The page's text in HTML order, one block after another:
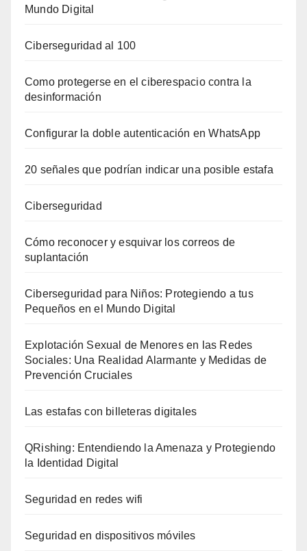
Mundo Digital
Ciberseguridad al 100
Como protegerse en el ciberespacio contra la
desinformación
Configurar la doble autenticación en WhatsApp
20 señales que podrían indicar una posible estafa
Ciberseguridad
Cómo reconocer y esquivar los correos de
suplantación
Ciberseguridad para Niños: Protegiendo a tus
Pequeños en el Mundo Digital
Explotación Sexual de Menores en las Redes
Sociales: Una Realidad Alarmante y Medidas de
Prevención Cruciales
Las estafas con billeteras digitales
QRishing: Entendiendo la Amenaza y Protegiendo
la Identidad Digital
Seguridad en redes wifi
Seguridad en dispositivos móviles